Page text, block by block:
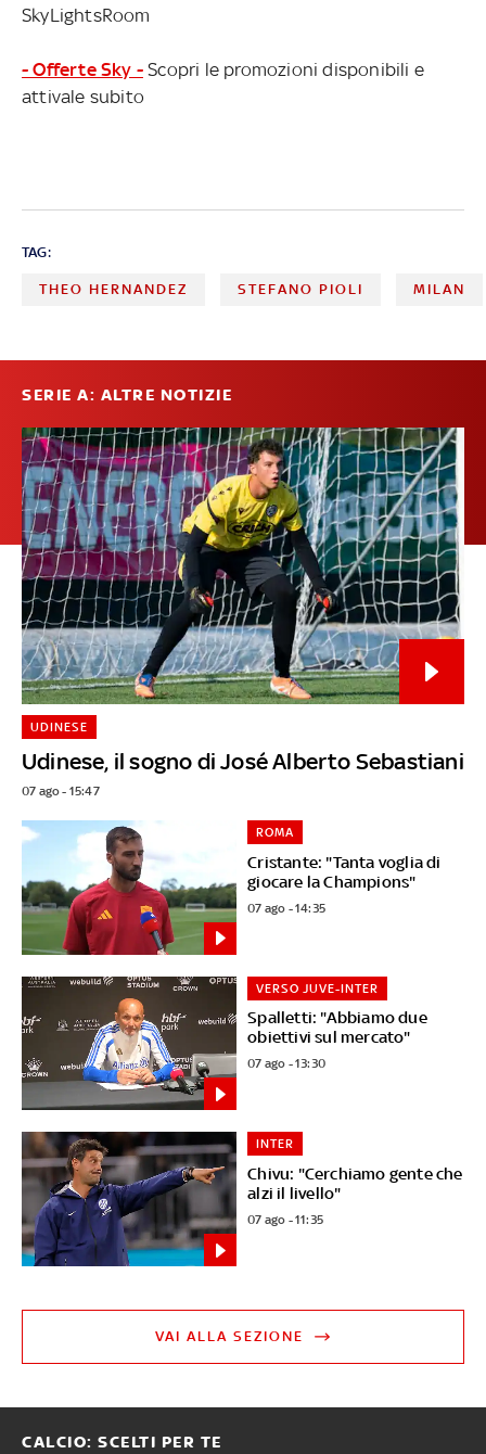
SkyLightsRoom
- Offerte Sky - Scopri le promozioni disponibili e
attivale subito
TAG:
THEO HERNANDEZ STEFANO PIOLI MILAN
SERIE A: ALTRE NOTIZIE
Udinese, il sogno di José Alberto Sebastiani
UDINESE
07 ago - 15:47
Cristante: "Tanta voglia di
giocare la Champions"
ROMA
07 ago - 14:35
Spalletti: "Abbiamo due
obiettivi sul mercato"
VERSO JUVE-INTER
07 ago - 13:30
Chivu: "Cerchiamo gente che
alzi il livello"
INTER
07 ago - 11:35
VAI ALLA SEZIONE
CALCIO: SCELTI PER TE